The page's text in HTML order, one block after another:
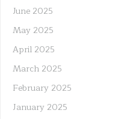
June 2025
May 2025
April 2025
March 2025
February 2025
January 2025